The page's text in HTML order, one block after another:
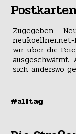
Zugegeben –
wir über die
ausgeschwärmt.
sich anderswo
#alltag